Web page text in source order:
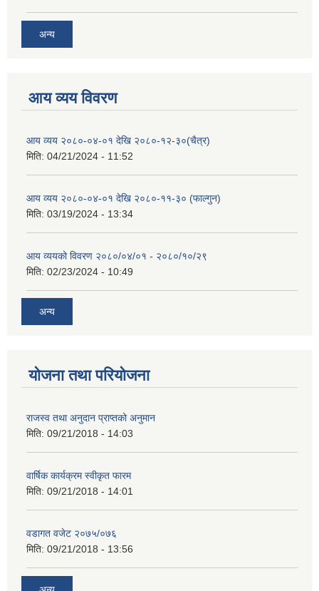
अन्य
आय व्यय विवरण
आय व्यय २०८०-०४-०१ देखि २०८०-१२-३०(चैत्र)
मिति: 04/21/2024 - 11:52
आय व्यय २०८०-०४-०१ देखि २०८०-११-३० (फाल्गुन)
मिति: 03/19/2024 - 13:34
आय व्ययको विवरण २०८०/०४/०१ - २०८०/१०/२९
मिति: 02/23/2024 - 10:49
अन्य
योजना तथा परियोजना
राजस्व तथा अनुदान प्राप्तको अनुमान
मिति: 09/21/2018 - 14:03
वार्षिक कार्यक्रम स्वीकृत फारम
मिति: 09/21/2018 - 14:01
वडागत वजेट २०७५/०७६
मिति: 09/21/2018 - 13:56